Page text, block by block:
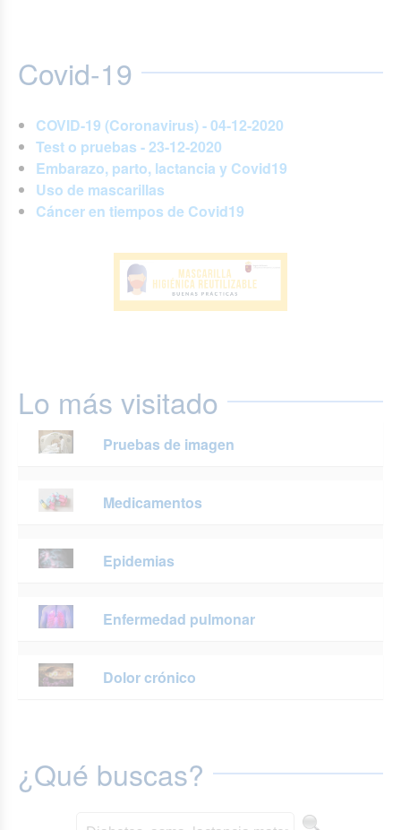
Covid-19
COVID-19 (Coronavirus) - 04-12-2020
Test o pruebas - 23-12-2020
Embarazo, parto, lactancia y Covid19
Uso de mascarillas
Cáncer en tiempos de Covid19
Lo más visitado
Pruebas de imagen
Medicamentos
Epidemias
Enfermedad pulmonar
Dolor crónico
¿Qué buscas?